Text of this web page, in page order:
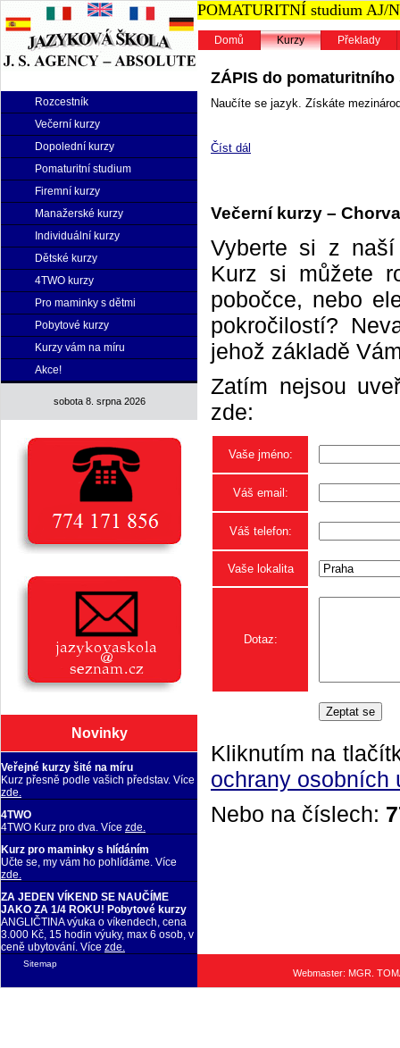
Rozcestník
Večerní kurzy
Dopolední kurzy
Pomaturitní studium
Firemní kurzy
Manažerské kurzy
Individuální kurzy
Dětské kurzy
4TWO kurzy
Pro maminky s dětmi
Pobytové kurzy
Kurzy vám na míru
Akce!
sobota 8. srpna 2026
Novinky
Veřejné kurzy šité na míru
Kurz přesně podle vašich představ. Více
zde.
4TWO
4TWO Kurz pro dva. Více zde.
Kurz pro maminky s hlídáním
Učte se, my vám ho pohlídáme. Více
zde.
ZA JEDEN VÍKEND SE NAUČÍME
JAKO ZA 1/4 ROKU! Pobytové kurzy
ANGLIČTINA výuka o víkendech, cena
3.000 Kč, 15 hodin výuky, max 6 osob, v
ceně ubytování. Více zde.
POMATURITNÍ studium AJ/
Domů Kurzy Překlady
ZÁPIS do pomaturitního
Naučíte se jazyk. Získáte
Číst dál
Večerní kurzy –
Vyberte si z
Kurz si můžete
pobočce, nebo
pokročilostí?
jehož základě
Zatím nejsou
zde:
Vaše jméno:
Váš email:
Váš telefon:
Vaše lokalita
Dotaz:
Kliknutím na
ochrany osobních
Nebo na číslech:
Webmaster: MGR.
Sitemap